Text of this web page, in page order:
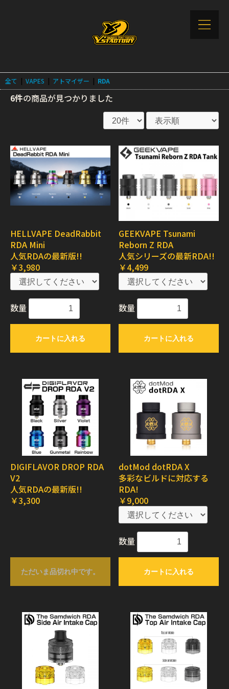
全て | VAPES | アトマイザー | RDA
6件の商品が見つかりました
HELLVAPE DeadRabbit
RDA Mini
人気RDAの最新版!!
￥3,980
数量
カートに入れる
GEEKVAPE Tsunami
Reborn Z RDA
人気シリーズの最新RDA!!
￥4,499
数量
カートに入れる
DIGIFLAVOR DROP RDA
V2
人気RDAの最新版!!
￥3,300
ただいま品切れ中です。
dotMod dotRDA X
多彩なビルドに対応する
RDA!
￥9,000
数量
カートに入れる